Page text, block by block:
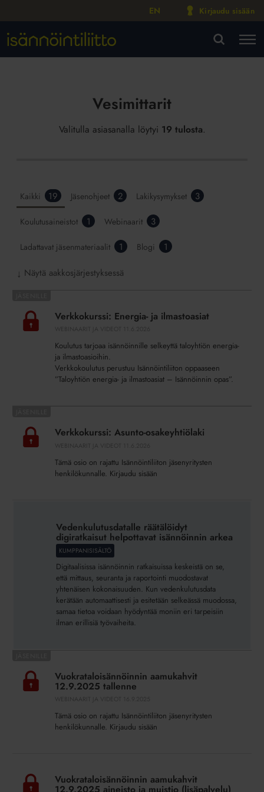
EN Kirjaudu sisään
Vesimittarit
Valitulla asiasanalla löytyi 19 tulosta.
Kaikki 19 Jäsenohjeet 2 Lakikysymykset 3
Koulutusaineistot 1 Webinaarit 3
Ladattavat jäsenmateriaalit 1 Blogi 1
↓ Näytä aakkosjärjestyksessä
Energia-
Verkkokurssi: Energia- ja ilmastoasiat
Koulutus tarjoaa isännöinnille selkeyttä taloyhtiön energia-
ja ilmastoasioihin.
Verkkokoulutus perustuu Isännöintiliiton oppaaseen
”Taloyhtiön energia- ja ilmastoasiat – Isännöinnin opas”.
Asunto-
osakeyhtiölakiVerkkokurssi: Asunto-osakeyhtiölaki
Tämä osio on rajattu Isännöintiliiton jäsenyritysten
henkilökunnalle. Kirjaudu sisään
digiratkaisut helpottavat isännöinnin
Vedenkulutusdatalle räätälöidyt
digiratkaisut helpottavat isännöinnin arkea
KUMPPANISISÄLTÖ
Digitaalisissa isännöinnin ratkaisuissa keskeistä on se,
että mittaus, seuranta ja raportointi muodostavat
yhtenäisen kokonaisuuden. Kun vedenkulutusdata
kerätään automaattisesti ja esitetään selkeässä muodossa,
samaa tietoa voidaan hyödyntää moniin eri tarpeisiin
ilman erillisiä työvaiheita.
aamukahvit
12.9.2025
tallenne
Vuokrataloisännöinnin aamukahvit
12.9.2025 tallenne
Tämä osio on rajattu Isännöintiliiton jäsenyritysten
henkilökunnalle. Kirjaudu sisään
aamukahvit
12.9.2025
Vuokrataloisännöinnin aamukahvit